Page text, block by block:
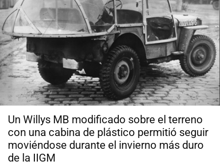
Un Willys MB modificado sobre el terreno
con una cabina de plástico permitió seguir
moviéndose durante el invierno más duro
de la IIGM